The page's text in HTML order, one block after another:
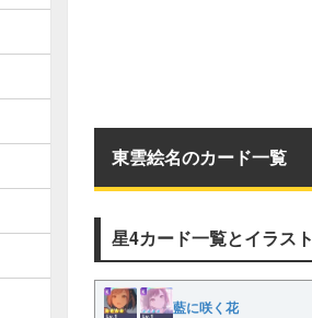
東雲絵名のカード一覧
星4カード一覧とイラスト
藍に咲く花